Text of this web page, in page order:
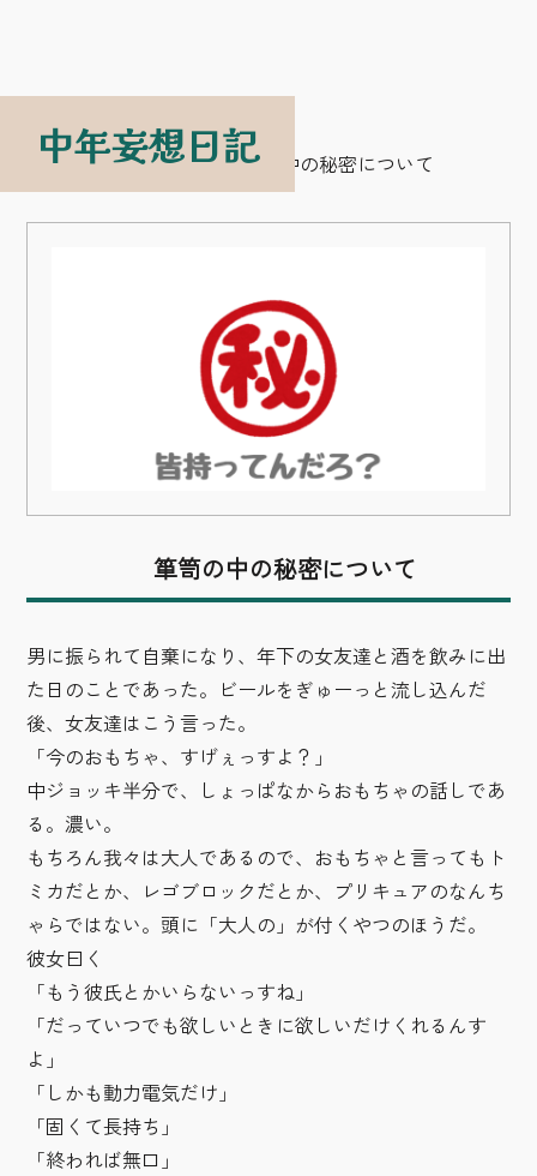
中年妄想日記
中年妄想日記>エロ> 箪笥の中の秘密について
箪笥の中の秘密について
男に振られて自棄になり、年下の女友達と酒を飲みに出
た日のことであった。ビールをぎゅーっと流し込んだ
後、女友達はこう言った。
「今のおもちゃ、すげぇっすよ？」
中ジョッキ半分で、しょっぱなからおもちゃの話しであ
る。濃い。
もちろん我々は大人であるので、おもちゃと言ってもト
ミカだとか、レゴブロックだとか、プリキュアのなんち
ゃらではない。頭に「大人の」が付くやつのほうだ。
彼女曰く
「もう彼氏とかいらないっすね」
「だっていつでも欲しいときに欲しいだけくれるんす
よ」
「しかも動力電気だけ」
「固くて長持ち」
「終われば無口」